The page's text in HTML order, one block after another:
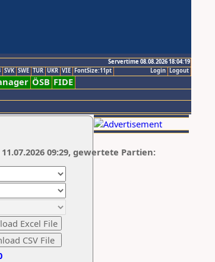
Servertime 08.08.2026 18:04:19
Logout
Login
SVK SWE TUR UKR VIE FontSize:11pt
ÖSB FIDE
09:29, gewertete Partien: